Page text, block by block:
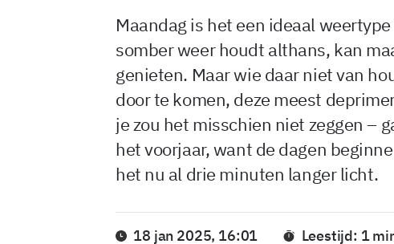
Maandag is het een ideaal
somber weer houdt althans, kan
genieten. Maar wie daar niet van
door te komen, deze meest
je zou het misschien niet zeggen –
het voorjaar, want de dagen
het nu al drie minuten langer licht.
18 jan 2025, 16:01 Leestijd: 1